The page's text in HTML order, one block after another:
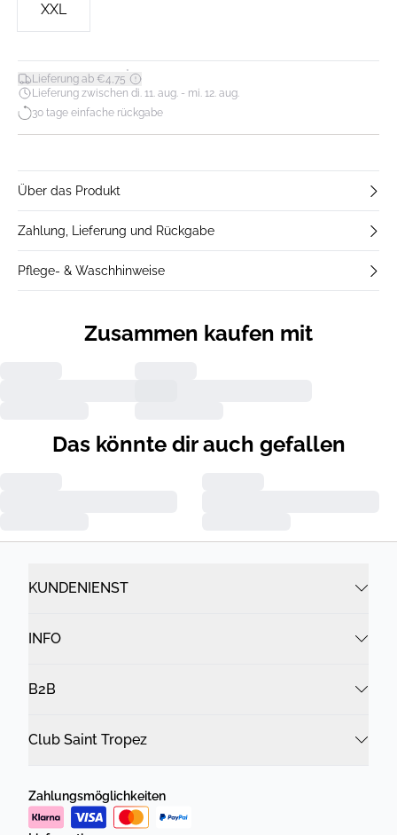
XXL
Lieferung ab €4,75*
Lieferung zwischen di. 11. aug. - mi. 12. aug.
30 tage einfache rückgabe
Über das Produkt
Zahlung, Lieferung und Rückgabe
Pflege- & Waschhinweise
Zusammen kaufen mit
Das könnte dir auch gefallen
KUNDENIENST
INFO
B2B
Club Saint Tropez
Zahlungsmöglichkeiten